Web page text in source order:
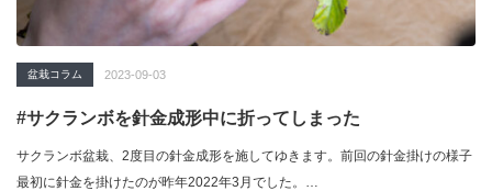
盆栽コラム 2023-09-03
#サクランボを針金成形中に折ってしまった
サクランボ盆栽、2度目の針金成形を施してゆきます。前回の針金掛けの様子
最初に針金を掛けたのが昨年2022年3月でした。…